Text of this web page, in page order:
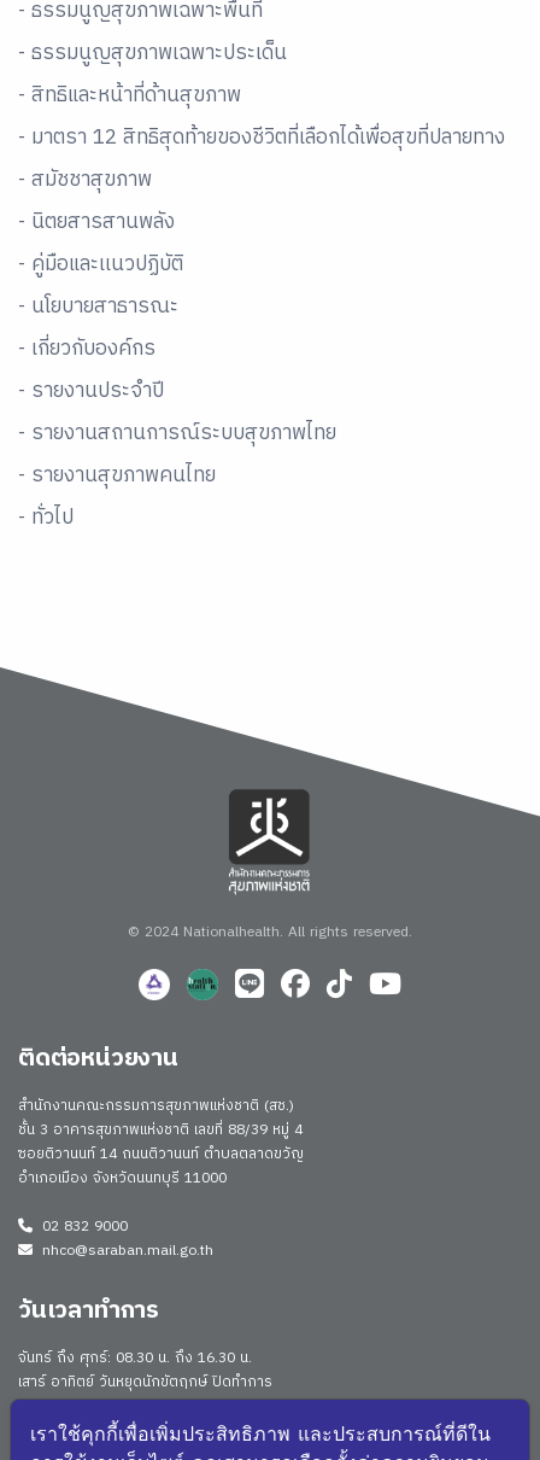
- ธรรมนูญสุขภาพเฉพาะพื้นที่
- ธรรมนูญสุขภาพเฉพาะประเด็น
- สิทธิและหน้าที่ด้านสุขภาพ
- มาตรา 12 สิทธิสุดท้ายของชีวิตที่เลือกได้เพื่อสุขที่ปลายทาง
- สมัชชาสุขภาพ
- นิตยสารสานพลัง
- คู่มือและเเนวปฏิบัติ
- นโยบายสาธารณะ
- เกี่ยวกับองค์กร
- รายงานประจำปี
- รายงานสถานการณ์ระบบสุขภาพไทย
- รายงานสุขภาพคนไทย
- ทั่วไป
© 2024 Nationalhealth. All rights reserved.
ติดต่อหน่วยงาน
สำนักงานคณะกรรมการสุขภาพแห่งชาติ (สช.)
ชั้น 3 อาคารสุขภาพแห่งชาติ เลขที่ 88/39 หมู่ 4
ซอยติวานนท์ 14 ถนนติวานนท์ ตำบลตลาดขวัญ
อำเภอเมือง จังหวัดนนทบุรี 11000
02 832 9000
nhco@saraban.mail.go.th
วันเวลาทำการ
จันทร์ ถึง ศุกร์: 08.30 น. ถึง 16.30 น.
เสาร์ อาทิตย์ วันหยุดนักขัตฤกษ์ ปิดทำการ
Work From Anywhere (WFA)/ Work From Home (WFH)
ดูประกาศนโยบาย
เราใช้คุกกี้เพื่อเพิ่มประสิทธิภาพ และประสบการณ์ที่ดีใน